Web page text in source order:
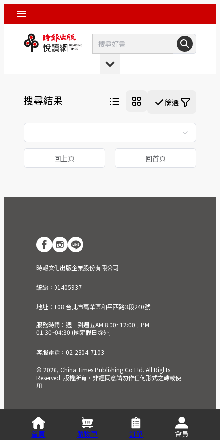
搜尋結果 篩選
回上頁 回首頁
時報文化出版企業股份有限公司
統編：01405937
地址：108 台北市萬華區和平西路3段240號
服務時間：週一到週五AM 8:00~12:00；PM
01:30~04:30 (國定假日除外)
客服電話：02-2304-7103
© 2026, China Times Publishing Co Ltd. All Rights
Reserved. 版權所有，非經同意請勿作任何形式之轉載使
用
首頁 購物車 訂單 會員